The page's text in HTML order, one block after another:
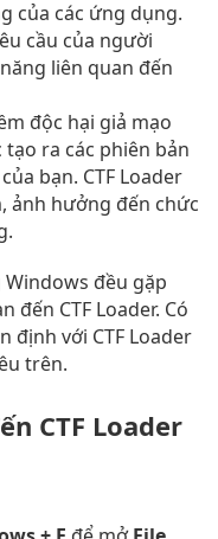
của các ứng dụng.
cầu của người
liên quan đến
độc hại giả mạo
tạo ra các phiên bản
bạn. CTF Loader
ảnh hưởng đến chức
đều gặp
CTF Loader. Có
định với CTF Loader
trên.
CTF Loader